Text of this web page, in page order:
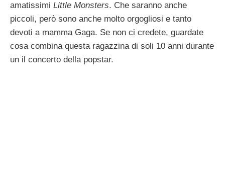
amatissimi Little Monsters. Che saranno anche
piccoli, però sono anche molto orgogliosi e tanto
devoti a mamma Gaga. Se non ci credete, guardate
cosa combina questa ragazzina di soli 10 anni durante
un il concerto della popstar.